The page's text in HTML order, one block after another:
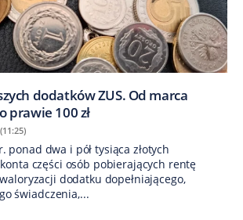
dodatków ZUS. Od marca
prawie 100 zł
ponad dwa i pół tysiąca złotych
części osób pobierających rentę
dodatku dopełniającego,
świadczenia,...